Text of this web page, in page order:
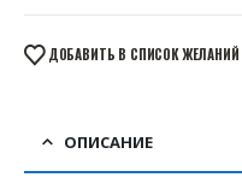
ДОБАВИТЬ В СПИСОК ЖЕЛАНИЙ
ОПИСАНИЕ